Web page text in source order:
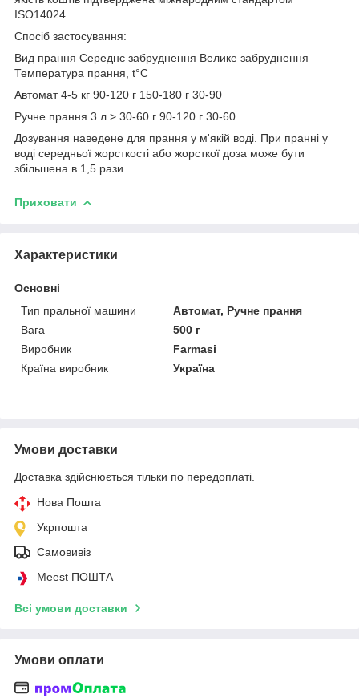
ISO14024
Спосіб застосування:
Вид прання Середнє забруднення Велике забруднення
Температура прання, t°C
Автомат 4-5 кг 90-120 г 150-180 г 30-90
Ручне прання 3 л > 30-60 г 90-120 г 30-60
Дозування наведене для прання у м'якій воді. При пранні у
воді середньої жорсткості або жорсткої доза може бути
збільшена в 1,5 рази.
Приховати
Характеристики
Основні
Тип пральної машини
Автомат, Ручне прання
Вага
500 г
Виробник
Farmasi
Країна виробник
Україна
Умови доставки
Доставка здійснюється тільки по передоплаті.
Нова Пошта
Укрпошта
Самовивіз
Meest ПОШТА
Всі умови доставки
Умови оплати